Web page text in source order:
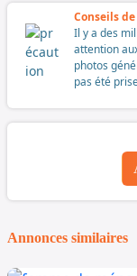
Conseils
Il y a des
attention
photos
pas été
Annonces similaires